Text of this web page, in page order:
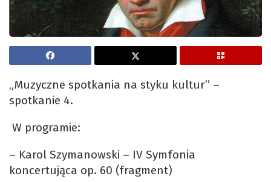
„Muzyczne spotkania na styku kultur” –
spotkanie 4.
W programie:
– Karol Szymanowski – IV Symfonia
koncertująca op. 60 (fragment)